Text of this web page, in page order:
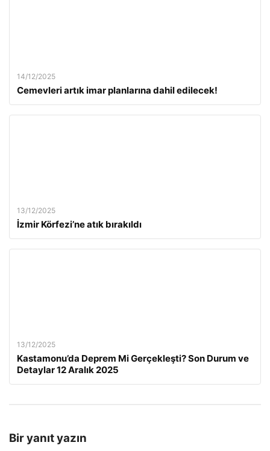
14/12/2025
Cemevleri artık imar planlarına dahil edilecek!
13/12/2025
İzmir Körfezi’ne atık bırakıldı
13/12/2025
Kastamonu’da Deprem Mi Gerçekleşti? Son Durum ve
Detaylar 12 Aralık 2025
Bir yanıt yazın